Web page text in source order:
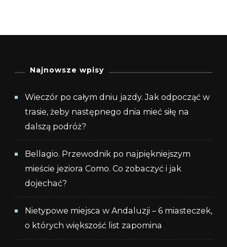
Najnowsze wpisy
Wieczór po całym dniu jazdy. Jak odpocząć w
trasie, żeby następnego dnia mieć siłę na
dalszą podróż?
Bellagio. Przewodnik po najpiękniejszym
mieście jeziora Como. Co zobaczyć i jak
dojechać?
Nietypowe miejsca w Andaluzji – 6 miasteczek,
o których większość list zapomina